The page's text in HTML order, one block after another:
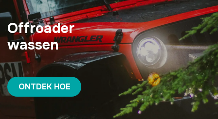
Offroader
wassen
ONTDEK HOE